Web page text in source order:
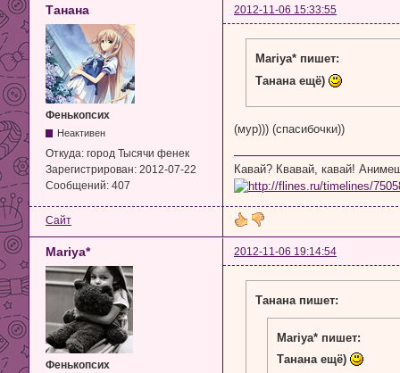
Танана 2012-11-06 15:33:55
Фенькопсих
Неактивен
Откуда: город Тысячи фенек
Зарегистрирован: 2012-07-22
Сообщений: 407
Mariya* пишет:
Танана ещё)
(мур))) (спасибочки))
Кавай? Квавай, кавай!
Сайт
Mariya* 2012-11-06 19:14:54
Фенькопсих
Танана пишет:
Mariya* пишет:
Танана ещё)